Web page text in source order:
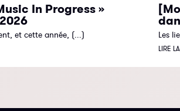
In Progress »
et cette année, (...) Les
LIRE